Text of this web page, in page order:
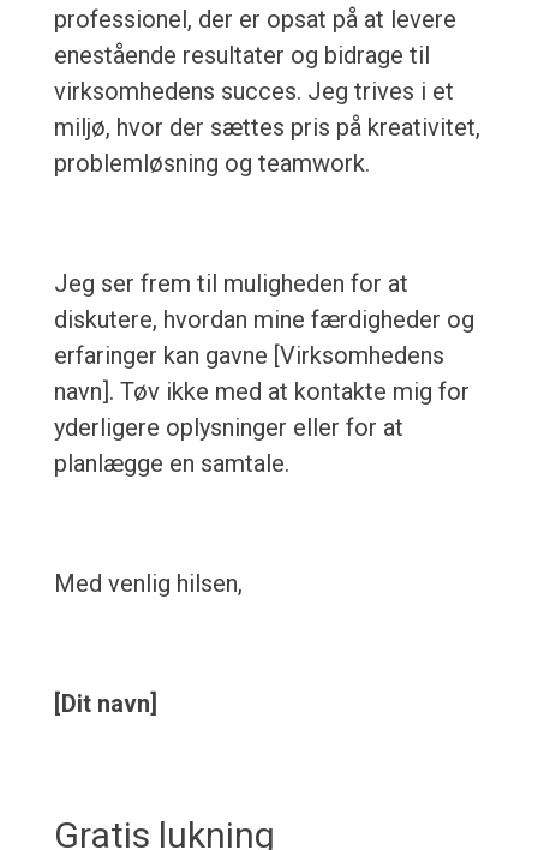
professionel, der er opsat på at levere
enestående resultater og bidrage til
virksomhedens succes. Jeg trives i et
miljø, hvor der sættes pris på kreativitet,
problemløsning og teamwork.
Jeg ser frem til muligheden for at
diskutere, hvordan mine færdigheder og
erfaringer kan gavne [Virksomhedens
navn]. Tøv ikke med at kontakte mig for
yderligere oplysninger eller for at
planlægge en samtale.
Med venlig hilsen,
[Dit navn]
Gratis lukning